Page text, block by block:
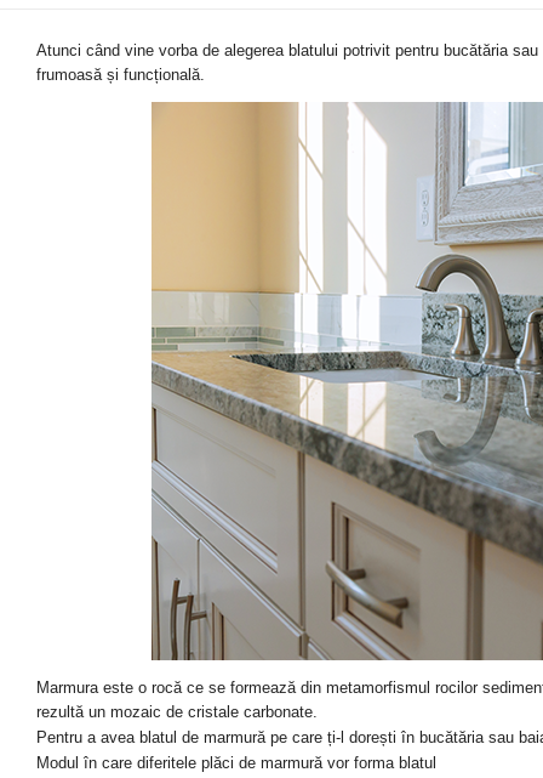
Atunci când vine vorba de alegerea blatului potrivit pentru bucătăria
frumoasă și funcțională.
Marmura este o rocă ce se formează din metamorfismul rocilor
rezultă un mozaic de cristale carbonate.
Pentru a avea blatul de marmură pe care ți-l dorești în bucătăria sau
Modul în care diferitele plăci de marmură vor forma blatul